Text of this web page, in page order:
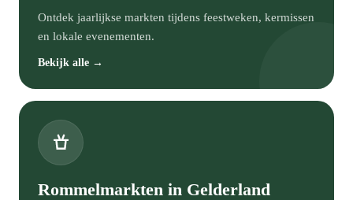
Ontdek jaarlijkse markten tijdens feestweken, kermissen
en lokale evenementen.
Bekijk alle →
Rommelmarkten in Gelderland